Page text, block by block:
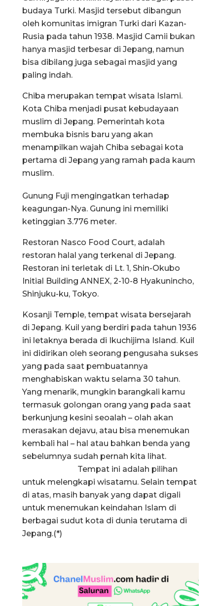
budaya Turki. Masjid tersebut dibangun
oleh komunitas imigran Turki dari Kazan-
Rusia pada tahun 1938. Masjid Camii bukan
hanya masjid terbesar di Jepang, namun
bisa dibilang juga sebagai masjid yang
paling indah.
Chiba merupakan tempat wisata Islami.
Kota Chiba menjadi pusat kebudayaan
muslim di Jepang. Pemerintah kota
membuka bisnis baru yang akan
menampilkan wajah Chiba sebagai kota
pertama di Jepang yang ramah pada kaum
muslim.
Gunung Fuji mengingatkan terhadap
keagungan-Nya. Gunung ini memiliki
ketinggian 3.776 meter.
Restoran Nasco Food Court, adalah
restoran halal yang terkenal di Jepang.
Restoran ini terletak di Lt. 1, Shin-Okubo
Initial Building ANNEX, 2-10-8 Hyakunincho,
Shinjuku-ku, Tokyo.
Kosanji Temple, tempat wisata bersejarah
di Jepang. Kuil yang berdiri pada tahun 1936
ini letaknya berada di Ikuchijima Island. Kuil
ini didirikan oleh seorang pengusaha sukses
yang pada saat pembuatannya
menghabiskan waktu selama 30 tahun.
Yang menarik, mungkin barangkali kamu
termasuk golongan orang yang pada saat
berkunjung kesini seoalah – olah akan
merasakan dejavu, atau bisa menemukan
kembali hal – hal atau bahkan benda yang
sebelumnya sudah pernah kita lihat.
Tempat ini adalah pilihan
untuk melengkapi wisatamu. Selain tempat
di atas, masih banyak yang dapat digali
untuk menemukan keindahan Islam di
berbagai sudut kota di dunia terutama di
Jepang.(*)